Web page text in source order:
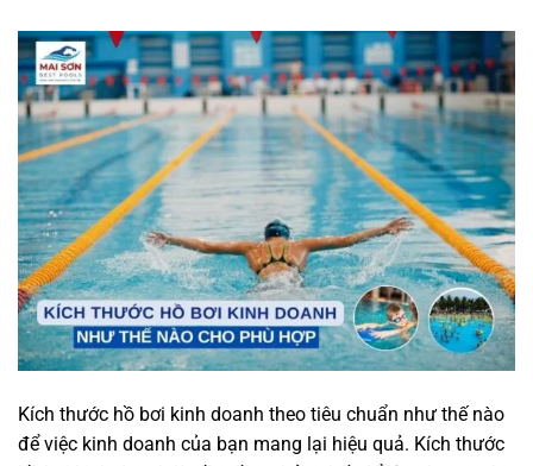
Kích thước hồ bơi kinh doanh theo tiêu chuẩn như thế nào
để việc kinh doanh của bạn mang lại hiệu quả. Kích thước